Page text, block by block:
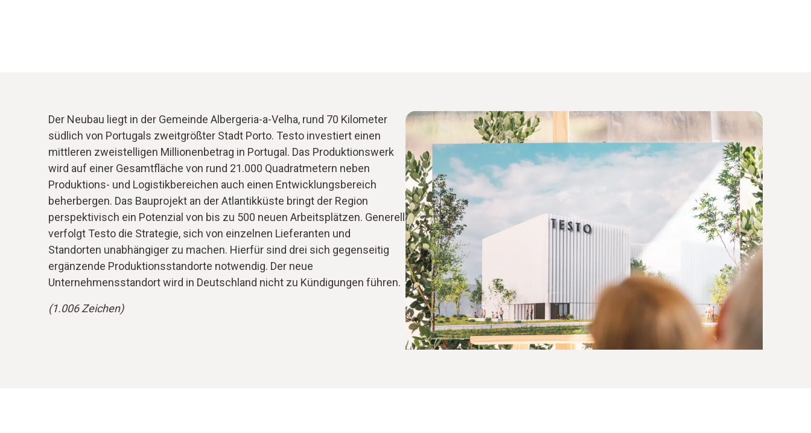
Der Neubau liegt in der Gemeinde Albergeria-a-Velha, rund 70 Kilometer
südlich von Portugals zweitgrößter Stadt Porto. Testo investiert einen
mittleren zweistelligen Millionenbetrag in Portugal. Das Produktionswerk
wird auf einer Gesamtfläche von rund 21.000 Quadratmetern neben
Produktions- und Logistikbereichen auch einen Entwicklungsbereich
beherbergen. Das Bauprojekt an der Atlantikküste bringt der Region
perspektivisch ein Potenzial von bis zu 500 neuen Arbeitsplätzen. Generell
verfolgt Testo die Strategie, sich von einzelnen Lieferanten und
Standorten unabhängiger zu machen. Hierfür sind drei sich gegenseitig
ergänzende Produktionsstandorte notwendig. Der neue
Unternehmensstandort wird in Deutschland nicht zu Kündigungen führen.
(1.006 Zeichen)